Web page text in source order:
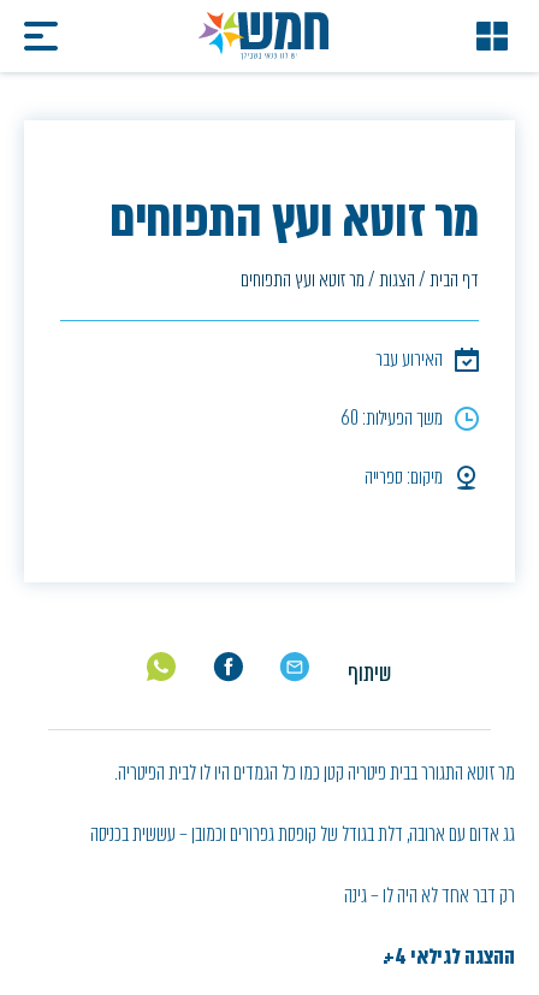
מר זוטא ועץ התפוחים
דף הבית/הצגות/מר זוטא ועץ התפוחים
האירוע עבר
משך הפעילות: 60
מיקום: ספרייה
שיתוף
מר זוטא התגורר בבית פיטריה קטן, כמו כל הגמדים היו לו לבית הפיטריה.
גג אדום עם ארובה, דלת בגודל של קופסת גפרורים וכמובן – עששית בכניסה
רק דבר אחד לא היה לו – גינה
ההצגה לגילאי 4+.